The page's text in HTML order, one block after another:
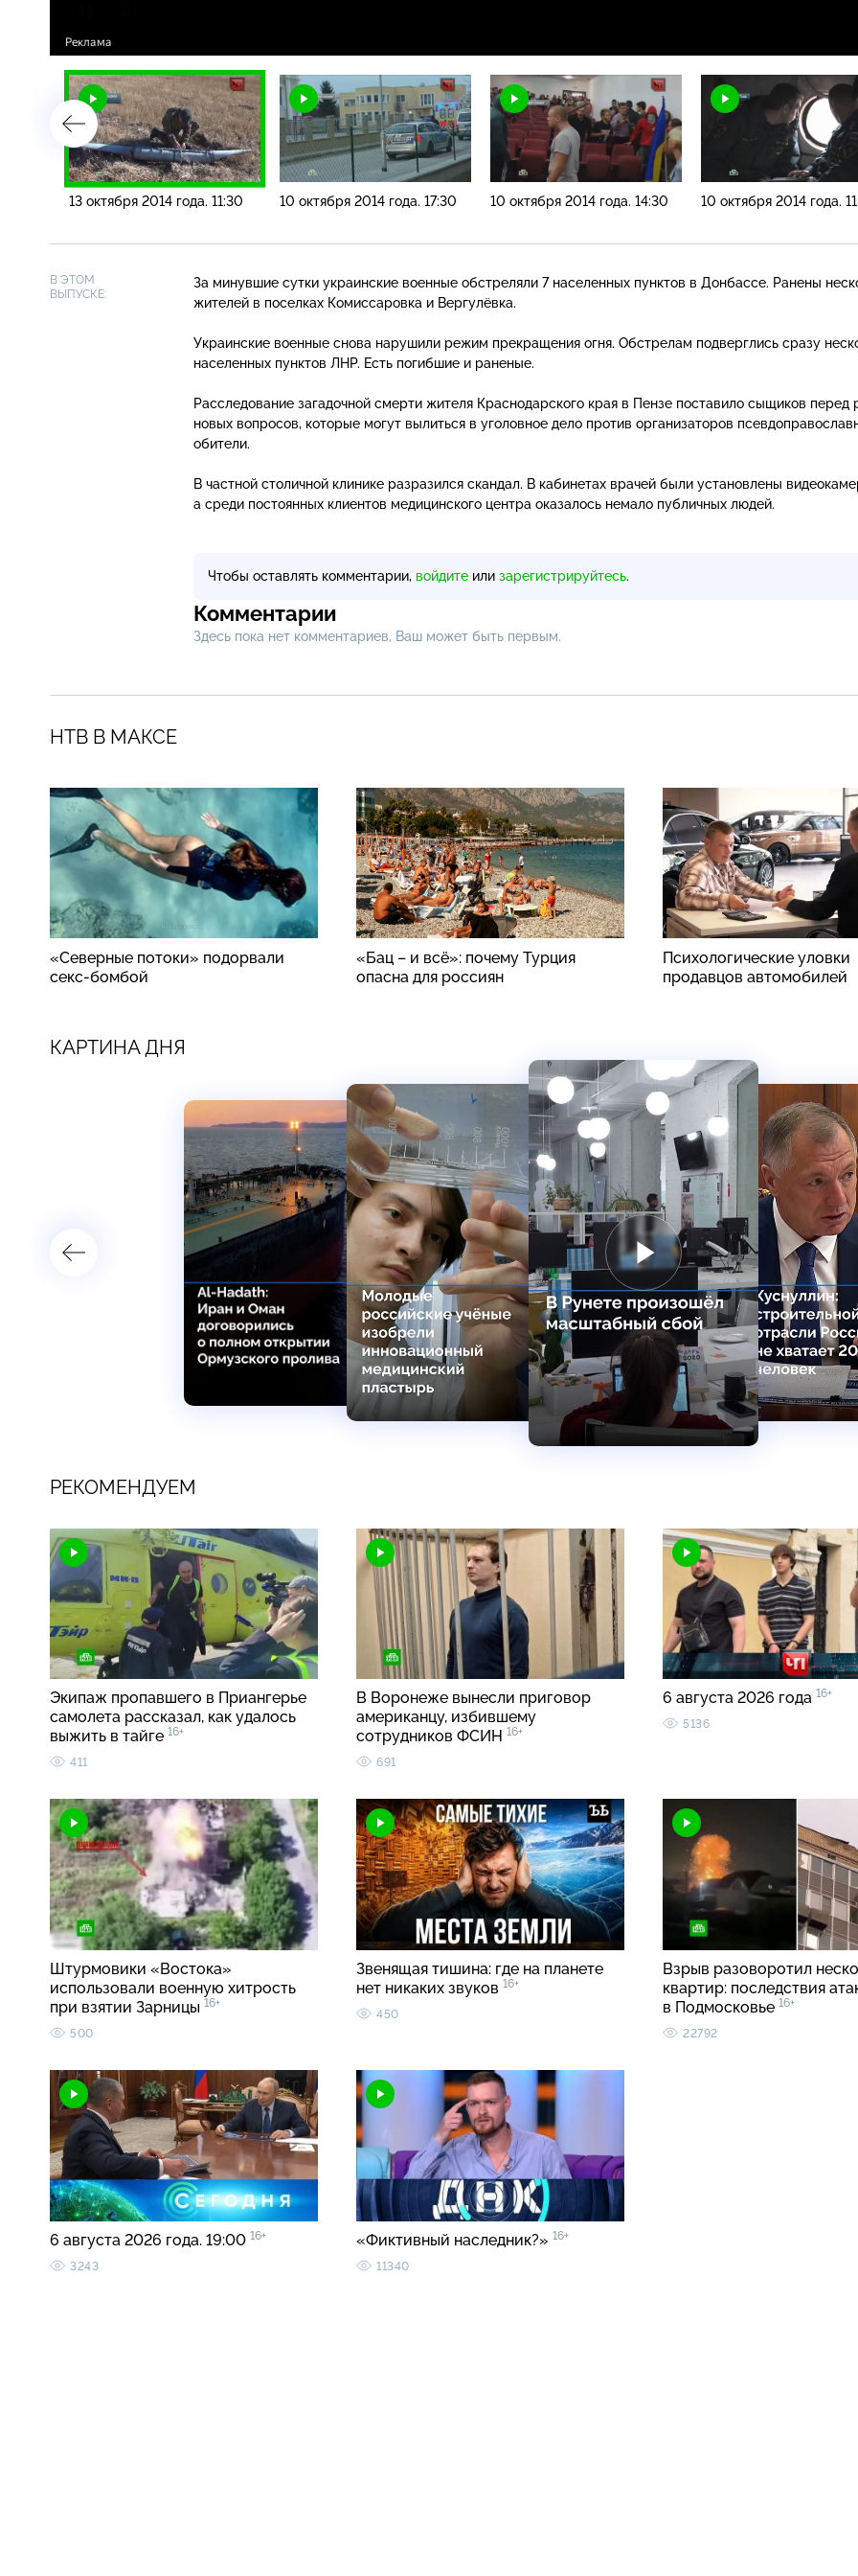
13 октября 2014 года. 11:30 10 октября 2014 года. 17:30 10 октября 2014 года. 14:30 10 октября 2014 года.
В ЭТОМ
ВЫПУСКЕ:
За минувшие сутки украинские военные обстреляли 7 населенных пунктов в Донбассе. Ранены
жителей в поселках Комиссаровка и Вергулёвка.
Украинские военные снова нарушили режим прекращения огня. Обстрелам подверглись сразу
населенных пунктов ЛНР. Есть погибшие и раненые.
Расследование загадочной смерти жителя Краснодарского края в Пензе поставило сыщиков перед
новых вопросов, которые могут вылиться в уголовное дело против организаторов
обители.
В частной столичной клинике разразился скандал. В кабинетах врачей были установлены
а среди постоянных клиентов медицинского центра оказалось немало публичных людей.
Чтобы оставлять комментарии, войдите или зарегистрируйтесь.
Комментарии
Здесь пока нет комментариев, Ваш может быть первым.
НТВ В МАКСЕ
«Северные потоки» подорвали
секс-бомбой
«Бац – и всё»: почему Турция
опасна для россиян
Психологические уловки
продавцов автомобилей
КАРТИНА ДНЯ
РЕКОМЕНДУЕМ
Экипаж пропавшего в Приангерье
самолета рассказал, как удалось
выжить в тайге 16+
411
В Воронеже вынесли приговор
американцу, избившему
сотрудников ФСИН 16+
691
6 августа 2026 года 16+
5136
Штурмовики «Востока»
использовали военную хитрость
при взятии Зарницы 16+
500
Звенящая тишина: где на планете
нет никаких звуков 16+
450
Взрыв разоворотил
квартир: последствия
в Подмосковье 16+
22792
6 августа 2026 года. 19:00 16+
3243
«Фиктивный наследник?» 16+
11340